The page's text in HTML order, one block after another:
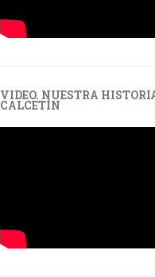
VIDEO. NUESTRA
CALCETÍN